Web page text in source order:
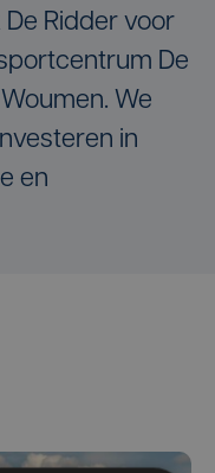
Ridder voor
De
We
in
en